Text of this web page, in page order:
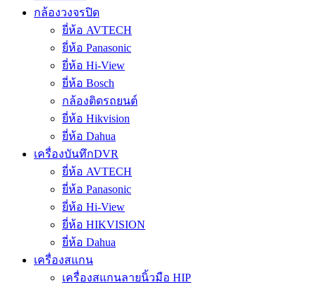
กล้องวงจรปิด
ยี่ห้อ AVTECH
ยี่ห้อ Panasonic
ยี่ห้อ Hi-View
ยี่ห้อ Bosch
กล้องติดรถยนต์
ยี่ห้อ Hikvision
ยี่ห้อ Dahua
เครื่องบันทึกDVR
ยี่ห้อ AVTECH
ยี่ห้อ Panasonic
ยี่ห้อ Hi-View
ยี่ห้อ HIKVISION
ยี่ห้อ Dahua
เครื่องสแกน
เครื่องสแกนลายนิ้วมือ HIP